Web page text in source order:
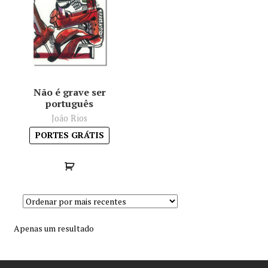
Minha conta
Política de privacidade
Mapa do site
Não é grave ser
português
João Rios
PORTES GRÁTIS
Apenas um resultado